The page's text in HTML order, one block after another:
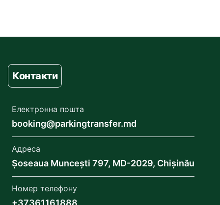
Контакти
Електронна пошта
booking@parkingtransfer.md
Адреса
Șoseaua Muncești 797, MD-2029, Chișinău
Номер телефону